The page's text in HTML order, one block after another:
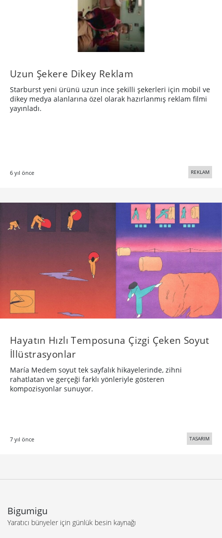
Uzun Şekere Dikey Reklam
Starburst yeni ürünü uzun ince şekilli şekerleri için mobil ve
dikey medya alanlarına özel olarak hazırlanmış reklam filmi
yayınladı.
6 yıl önce REKLAM
Hayatın Hızlı Temposuna Çizgi Çeken Soyut
İllüstrasyonlar
María Medem soyut tek sayfalık hikayelerinde, zihni
rahatlatan ve gerçeği farklı yönleriyle gösteren
kompozisyonlar sunuyor.
7 yıl önce TASARIM
Bigumigu
Yaratıcı bünyeler için günlük besin kaynağı